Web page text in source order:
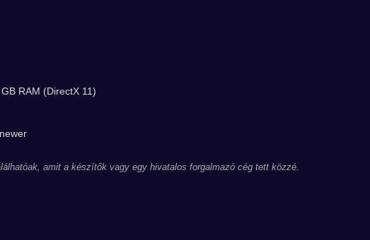
RAM (DirectX 11)
amit a készítők vagy egy hivatalos forgalmazó cég tett közzé.